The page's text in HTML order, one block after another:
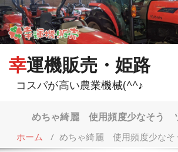
コ
ン
テ
ン
幸運機販売・姫路
コスパが高い農業機械(^^♪
めちゃ綺麗 使用頻度少なそう
ホーム / めちゃ綺麗 使用頻度少な